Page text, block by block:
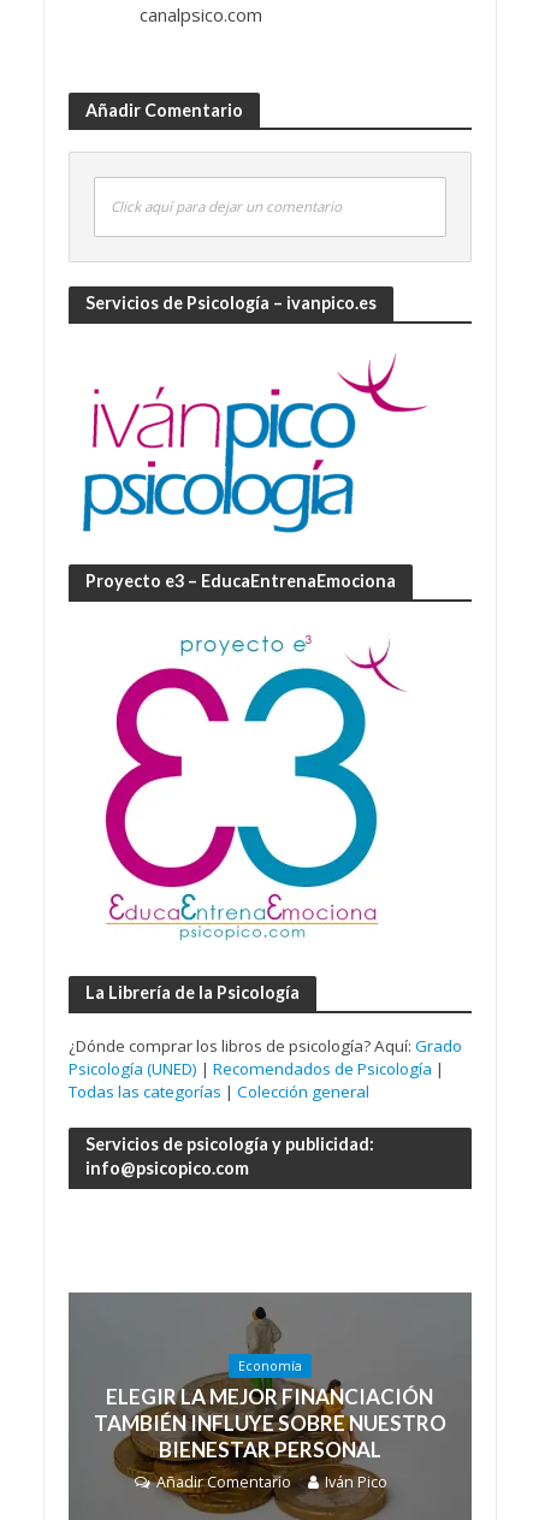
canalpsico.com
Añadir Comentario
Click aquí para dejar un comentario
Servicios de Psicología – ivanpico.es
Proyecto e3 – EducaEntrenaEmociona
La Librería de la Psicología
¿Dónde comprar los libros de psicología? Aquí: Grado
Psicología (UNED) | Recomendados de Psicología |
Todas las categorías | Colección general
Servicios de psicología y publicidad:
info@psicopico.com
Economía
ELEGIR LA MEJOR FINANCIACIÓN
TAMBIÉN INFLUYE SOBRE NUESTRO
BIENESTAR PERSONAL
Añadir Comentario Iván Pico